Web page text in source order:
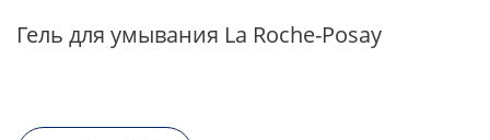
Гель для умывания La Roche-Posay